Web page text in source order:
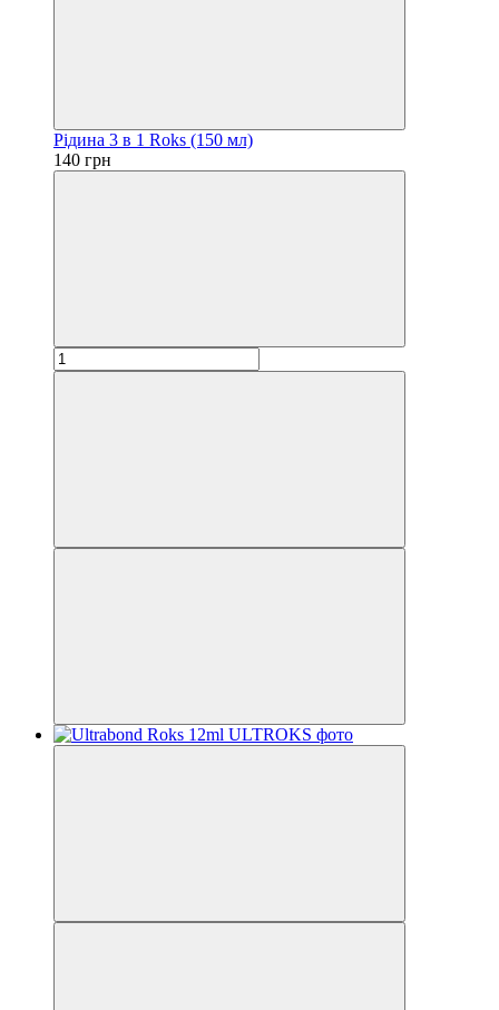
Рідина 3 в 1 Roks (150 мл)
140 грн